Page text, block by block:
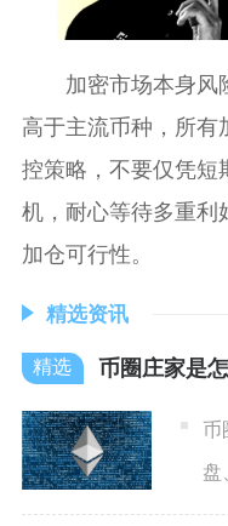
加密市场本身风
高于主流币种，所有
控策略，不要仅凭短
机，耐心等待多重利
加仓可行性。
精选资讯
币圈庄家是
币
盘
约